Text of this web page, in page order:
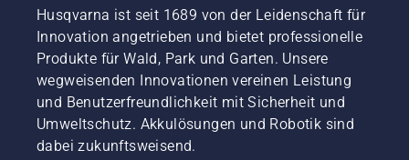
und
dauert
nur
wenige
Minuten.
Warnung!
Tragen
Sie beim
Husqvarna ist seit 1689 von der Leidenschaft für
Innovation angetrieben und bietet professionelle
Produkte für Wald, Park und Garten. Unsere
wegweisenden Innovationen vereinen Leistung
und Benutzerfreundlichkeit mit Sicherheit und
Umweltschutz. Akkulösungen und Robotik sind
dabei zukunftsweisend.